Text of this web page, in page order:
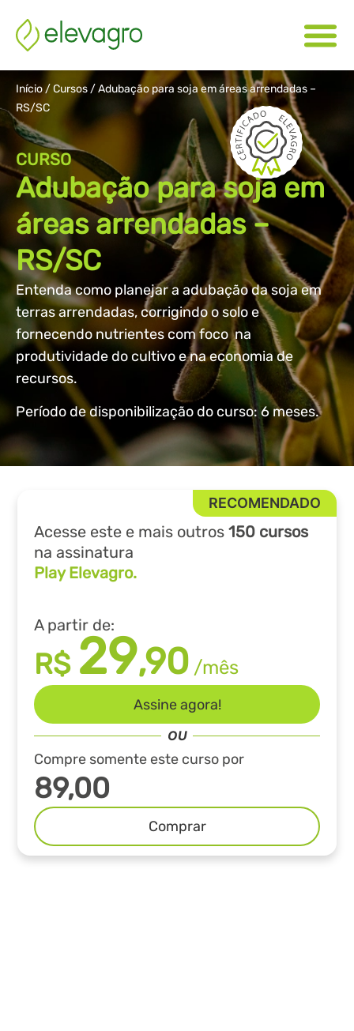
Início/Cursos/Adubação para soja em áreas arrendadas –
RS/SC
CURSO
Adubação para soja em
áreas arrendadas –
RS/SC
Entenda como planejar a adubação da soja em
terras arrendadas, corrigindo o solo e
fornecendo nutrientes com foco na
produtividade do cultivo e na economia de
recursos.
Período de disponibilização do curso: 6 meses.
Acesse este e mais outros150 cursos
na assinatura
Play Elevagro.
A partir de:
R$ 29,90 /mês
Assine agora!
Compre somente este curso por
89,00
Comprar